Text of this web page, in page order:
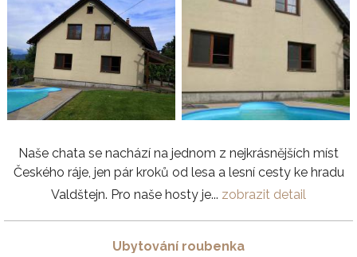
Naše chata se nachází na jednom z nejkrásnějších míst
Českého ráje, jen pár kroků od lesa a lesní cesty ke hradu
Valdštejn. Pro naše hosty je... zobrazit detail
Ubytování roubenka